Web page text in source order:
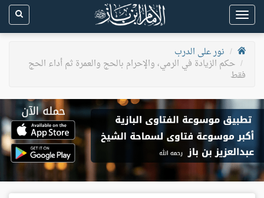
Toggle
navigation
نور على الدرب
حكم الزيادة في الرمي، والإحرام بالحج والعمرة ثم أداء الحج
فقط